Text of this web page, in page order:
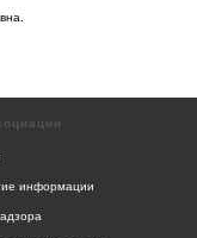
информации